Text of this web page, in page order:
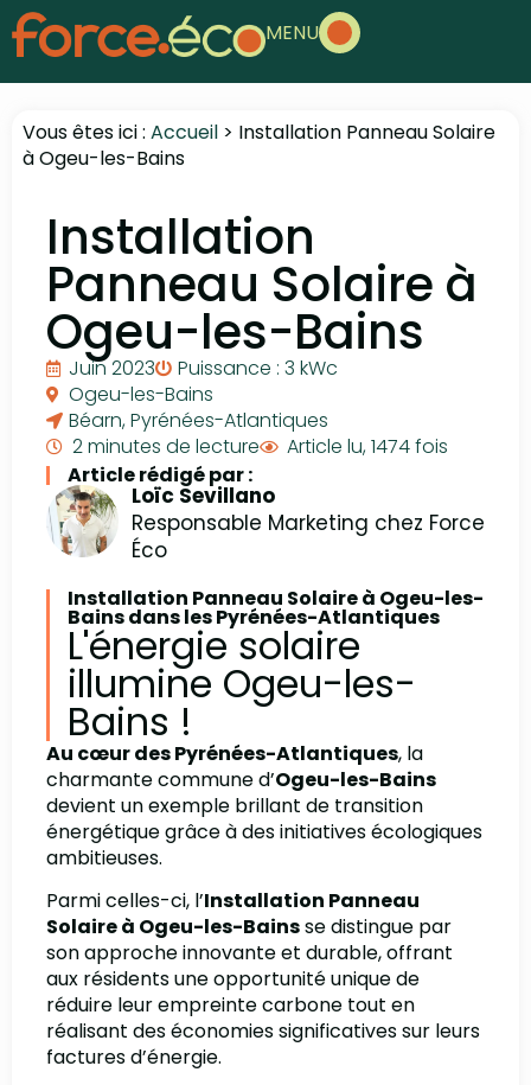
MENU
Vous êtes ici : Accueil> Installation Panneau Solaire
à Ogeu-les-Bains
Installation
Panneau Solaire à
Ogeu-les-Bains
Juin 2023
Puissance : 3 kWc
Ogeu-les-Bains
Béarn,Pyrénées-Atlantiques
2 minutes de lecture
Article lu, 1474 fois
Article rédigé par :
Loïc Sevillano
Responsable Marketing chez Force
Éco
Installation Panneau Solaire à Ogeu-les-
Bains dans les Pyrénées-Atlantiques
L'énergie solaire
illumine Ogeu-les-
Bains !
Au cœur des Pyrénées-Atlantiques, la
charmante commune d’Ogeu-les-Bains
devient un exemple brillant de transition
énergétique grâce à des initiatives écologiques
ambitieuses.
Parmi celles-ci, l’Installation Panneau
Solaire à Ogeu-les-Bainsse distingue par
son approche innovante et durable, offrant
aux résidents une opportunité unique de
réduire leur empreinte carbone tout en
réalisant des économies significatives sur leurs
factures d’énergie.